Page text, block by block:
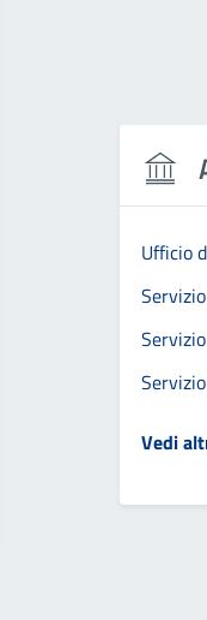
Ufficio
Vedi